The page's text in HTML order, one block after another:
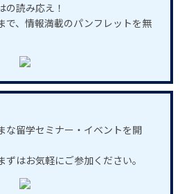
の読み応え！
で、情報満載のパンフレットを無
な留学セミナー・イベントを開
はお気軽にご参加ください。